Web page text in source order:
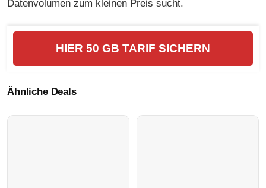
Datenvolumen zum kleinen Preis sucht.
HIER 50 GB TARIF SICHERN
Ähnliche Deals